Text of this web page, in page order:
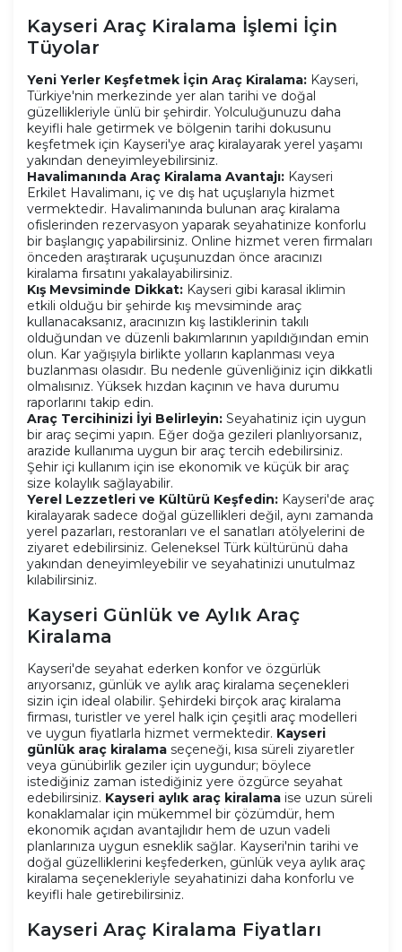
Kayseri Araç Kiralama İşlemi İçin
Tüyolar
Yeni Yerler Keşfetmek İçin Araç Kiralama: Kayseri,
Türkiye'nin merkezinde yer alan tarihi ve doğal
güzellikleriyle ünlü bir şehirdir. Yolculuğunuzu daha
keyifli hale getirmek ve bölgenin tarihi dokusunu
keşfetmek için Kayseri'ye araç kiralayarak yerel yaşamı
yakından deneyimleyebilirsiniz.
Havalimanında Araç Kiralama Avantajı: Kayseri
Erkilet Havalimanı, iç ve dış hat uçuşlarıyla hizmet
vermektedir. Havalimanında bulunan araç kiralama
ofislerinden rezervasyon yaparak seyahatinize konforlu
bir başlangıç yapabilirsiniz. Online hizmet veren firmaları
önceden araştırarak uçuşunuzdan önce aracınızı
kiralama fırsatını yakalayabilirsiniz.
Kış Mevsiminde Dikkat: Kayseri gibi karasal iklimin
etkili olduğu bir şehirde kış mevsiminde araç
kullanacaksanız, aracınızın kış lastiklerinin takılı
olduğundan ve düzenli bakımlarının yapıldığından emin
olun. Kar yağışıyla birlikte yolların kaplanması veya
buzlanması olasıdır. Bu nedenle güvenliğiniz için dikkatli
olmalısınız. Yüksek hızdan kaçının ve hava durumu
raporlarını takip edin.
Araç Tercihinizi İyi Belirleyin: Seyahatiniz için uygun
bir araç seçimi yapın. Eğer doğa gezileri planlıyorsanız,
arazide kullanıma uygun bir araç tercih edebilirsiniz.
Şehir içi kullanım için ise ekonomik ve küçük bir araç
size kolaylık sağlayabilir.
Yerel Lezzetleri ve Kültürü Keşfedin: Kayseri'de araç
kiralayarak sadece doğal güzellikleri değil, aynı zamanda
yerel pazarları, restoranları ve el sanatları atölyelerini de
ziyaret edebilirsiniz. Geleneksel Türk kültürünü daha
yakından deneyimleyebilir ve seyahatinizi unutulmaz
kılabilirsiniz.
Kayseri Günlük ve Aylık Araç
Kiralama
Kayseri'de seyahat ederken konfor ve özgürlük
arıyorsanız, günlük ve aylık araç kiralama seçenekleri
sizin için ideal olabilir. Şehirdeki birçok araç kiralama
firması, turistler ve yerel halk için çeşitli araç modelleri
ve uygun fiyatlarla hizmet vermektedir. Kayseri
günlük araç kiralama seçeneği, kısa süreli ziyaretler
veya günübirlik geziler için uygundur; böylece
istediğiniz zaman istediğiniz yere özgürce seyahat
edebilirsiniz. Kayseri aylık araç kiralama ise uzun süreli
konaklamalar için mükemmel bir çözümdür, hem
ekonomik açıdan avantajlıdır hem de uzun vadeli
planlarınıza uygun esneklik sağlar. Kayseri'nin tarihi ve
doğal güzelliklerini keşfederken, günlük veya aylık araç
kiralama seçenekleriyle seyahatinizi daha konforlu ve
keyifli hale getirebilirsiniz.
Kayseri Araç Kiralama Fiyatları